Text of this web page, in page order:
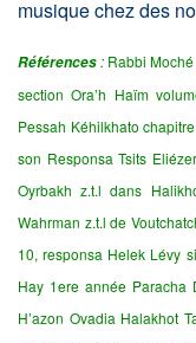
musique chez des
Références: Rabbi
section Ora’h Haïm
Pessah Kéhilkhato
son Responsa Tsits
Oyrbakh z.t.l dans
Wahrman z.t.l de
10, responsa Helek Lévy
Hay 1ere année Paracha
H’azon Ovadia Halakhot